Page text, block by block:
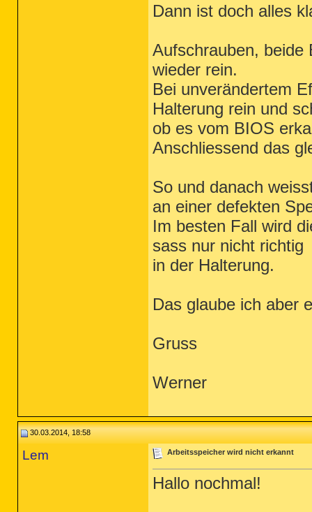
Dann ist doch alles
Aufschrauben, beide
wieder rein.
Bei unverändertem
Halterung rein und
ob es vom BIOS
Anschliessend das
So und danach
an einer defekten
Im besten Fall wird
sass nur nicht richtig
in der Halterung.
Das glaube ich aber
Gruss
Werner
30.03.2014, 18:58
Lem Arbeitsspeicher wird nicht erkannt
Hallo nochmal!